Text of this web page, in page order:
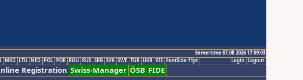
Servertime 07.08.2026 17:09:03
Logout
Login
MKD LTU NED POL POR ROU RUS SRB SVK SWE TUR UKR VIE FontSize:11pt
Registration Swiss-Manager ÖSB FIDE